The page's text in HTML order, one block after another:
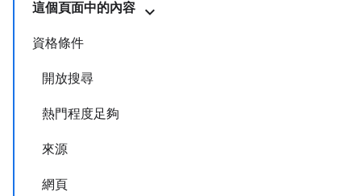
這個頁面中的內容
資格條件
開放搜尋
熱門程度足夠
來源
網頁